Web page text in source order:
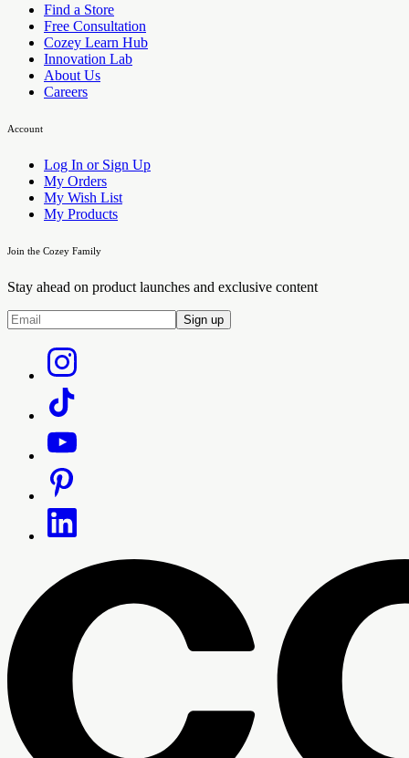
Find a Store
Free Consultation
Cozey Learn Hub
Innovation Lab
About Us
Careers
Account
Log In or Sign Up
My Orders
My Wish List
My Products
Join the Cozey Family
Stay ahead on product launches and exclusive content
Sign up